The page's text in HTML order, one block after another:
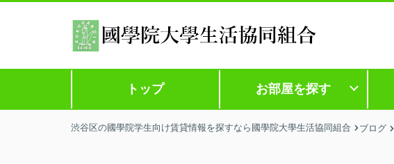
トップ お部屋を探す
渋谷区の國學院学生向け賃貸情報を探すなら國學院大學生活協同組合 ブログ